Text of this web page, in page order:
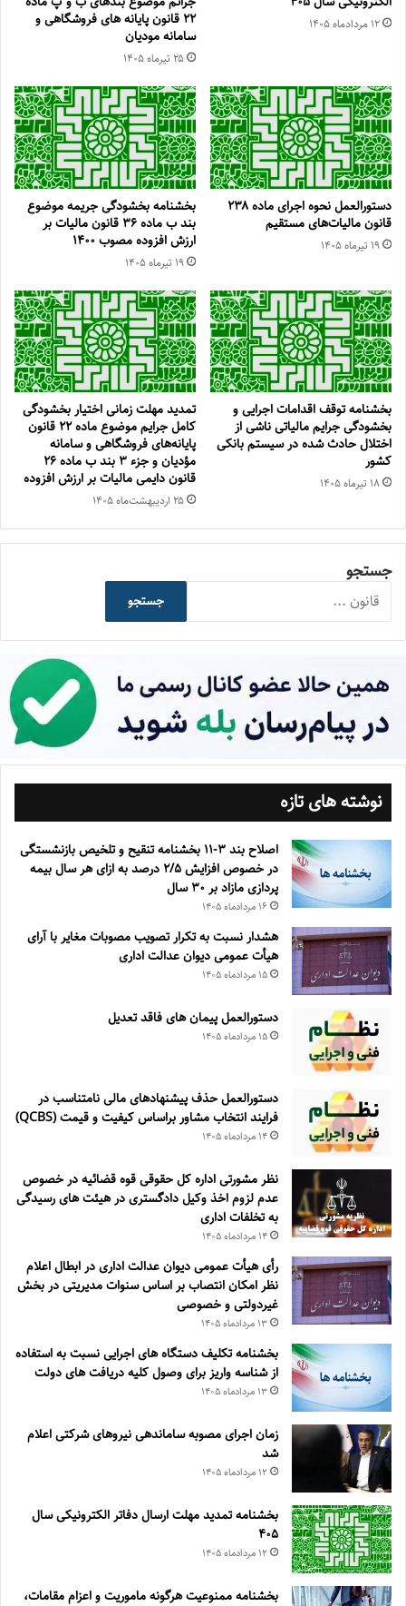
۱۲ مرداد‌ماه ۱۴۰۵
۲۲ قانون پایانه های فروشگاهی و
سامانه مودیان
۲۵ تیر‌ماه ۱۴۰۵
دستورالعمل نحوه اجرای ماده ۲۳۸
قانون مالیات‌های مستقیم
۱۹ تیر‌ماه ۱۴۰۵
بخشنامه بخشودگی جریمه موضوع
بند ب ماده ۳۶ قانون مالیات بر
ارزش افزوده مصوب ۱۴۰۰
۱۹ تیر‌ماه ۱۴۰۵
بخشنامه توقف اقدامات اجرایی و
بخشودگی جرایم مالیاتی ناشی از
اختلال حادث شده در سیستم بانکی
کشور
۱۸ تیر‌ماه ۱۴۰۵
تمدید مهلت زمانی اختیار بخشودگی
کامل جرایم موضوع ماده ۲۲ قانون
پایانه‌های فروشگاهی و سامانه
مؤدیان و جزء ۳ بند ب ماده ۲۶
قانون دایمی مالیات بر ارزش افزوده
۲۵ اردیبهشت‌ماه ۱۴۰۵
جستجو
جستجو
نوشته های تازه
اصلاح بند ۳‏-۱۱ بخشنامه تنقیح و تلخیص بازنشستگی
در خصوص افزایش ۵‏‏‏‏‏‏‏‏‏/۲ درصد به ازای هر سال بیمه
پردازی مازاد بر ۳۰‏ سال
۱۶ مرداد‌ماه ۱۴۰۵
هشدار نسبت به تکرار تصویب مصوبات مغایر با آرای
هیأت عمومی دیوان عدالت اداری
۱۵ مرداد‌ماه ۱۴۰۵
دستورالعمل پیمان های فاقد تعدیل
۱۵ مرداد‌ماه ۱۴۰۵
دستورالعمل حذف پيشنهادهای مالی نامتناسب در
فرايند انتخاب مشاور براساس كيفيت و قيمت (QCBS)
۱۴ مرداد‌ماه ۱۴۰۵
نظر مشورتی اداره کل حقوقی قوه قضائیه در خصوص
عدم لزوم اخذ وکیل دادگستری در هیئت های رسیدگی
به تخلفات اداری
۱۴ مرداد‌ماه ۱۴۰۵
رأی هیأت عمومی دیوان عدالت اداری در ابطال اعلام
نظر امکان انتصاب بر اساس سنوات مدیریتی در بخش
غیردولتی و خصوصی
۱۳ مرداد‌ماه ۱۴۰۵
بخشنامه تکلیف دستگاه های اجرایی نسبت به استفاده
از شناسه واریز برای وصول کلیه دریافت های دولت
۱۳ مرداد‌ماه ۱۴۰۵
زمان اجرای مصوبه ساماندهی نیروهای شرکتی اعلام
شد
۱۲ مرداد‌ماه ۱۴۰۵
بخشنامه تمدید مهلت ارسال دفاتر الکترونیکی سال
۴۰۵
۱۲ مرداد‌ماه ۱۴۰۵
بخشنامه ممنوعیت هرگونه ماموریت و اعزام مقامات،